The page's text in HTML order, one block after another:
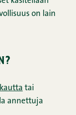
on lain
tai
annettuja